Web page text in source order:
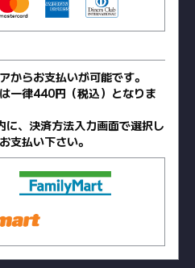
からお支払いが可能です。
一律440円（税込）となりま
に、決済方法入力画面で選択し
支払い下さい。